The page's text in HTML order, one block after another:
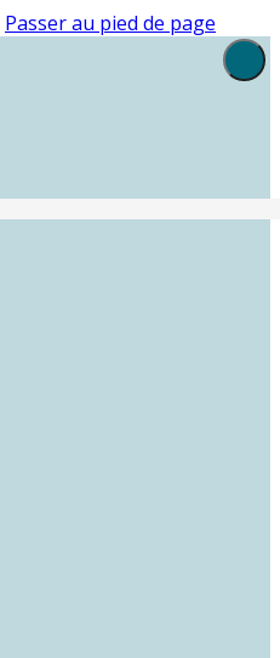
Passer au pied de page